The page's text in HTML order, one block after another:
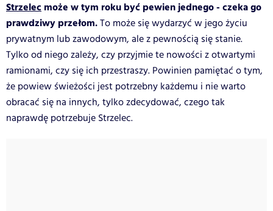
Strzelec może w tym roku być pewien jednego - czeka go
prawdziwy przełom.To może się wydarzyć w jego życiu
prywatnym lub zawodowym, ale z pewnością się stanie.
Tylko od niego zależy, czy przyjmie te nowości z otwartymi
ramionami, czy się ich przestraszy. Powinien pamiętać o tym,
że powiew świeżości jest potrzebny każdemu i nie warto
obracać się na innych, tylko zdecydować, czego tak
naprawdę potrzebuje Strzelec.